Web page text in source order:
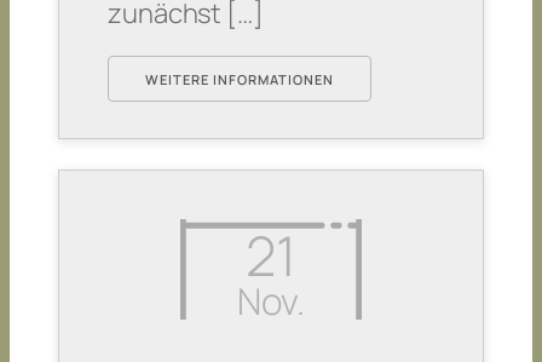
zunächst […]
WEITERE INFORMATIONEN
21
Nov.